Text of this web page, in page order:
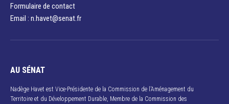
Formulaire de contact
Email : n.havet@senat.fr​
AU SÉNAT
Nadège Havet est Vice-Présidente de la Commission de l’Aménagement du
Territoire et du Développement Durable, Membre de la Commission des